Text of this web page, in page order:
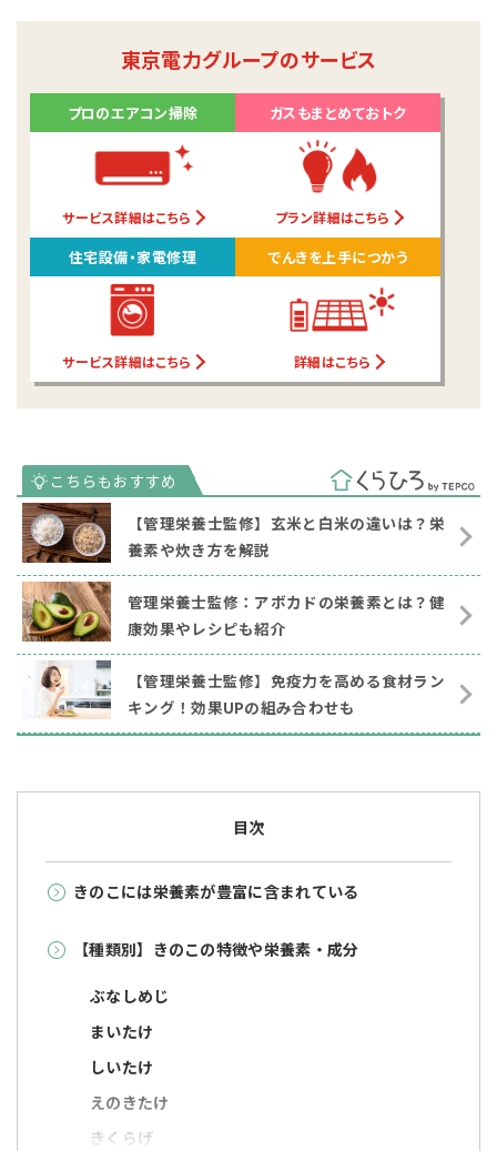
東京電力グループのサービス
プロのエアコン掃除
サービス詳細はこちら
ガスもまとめておトク
プラン詳細はこちら
住宅設備・家電修理
サービス詳細はこちら
でんきを上手につかう
詳細はこちら
【管理栄養士監修】玄米と白米の違いは？栄
養素や炊き方を解説
管理栄養士監修：アボカドの栄養素とは？健
康効果やレシピも紹介
【管理栄養士監修】免疫力を高める食材ラン
キング！効果UPの組み合わせも
目次
きのこには栄養素が豊富に含まれている
【種類別】きのこの特徴や栄養素・成分
ぶなしめじ
まいたけ
しいたけ
えのきたけ
きくらげ